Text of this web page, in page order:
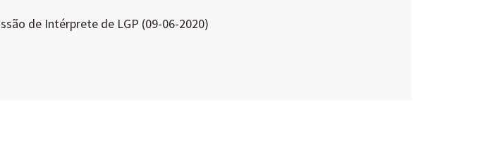
de Intérprete de LGP (09-06-2020)